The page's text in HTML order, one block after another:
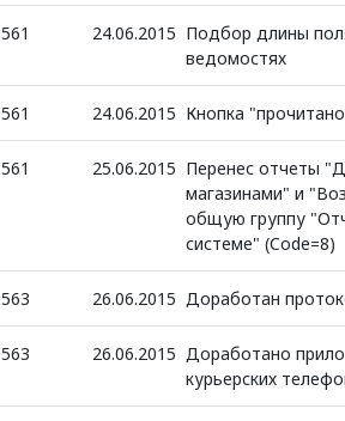
561 24.06.2015 Подбор длины
ведомостях
561 24.06.2015 Кнопка
561 25.06.2015 Перенес отчеты
магазинами" и
общую группу
системе" (Code=8)
563 26.06.2015 Доработан
563 26.06.2015 Доработано
курьерских